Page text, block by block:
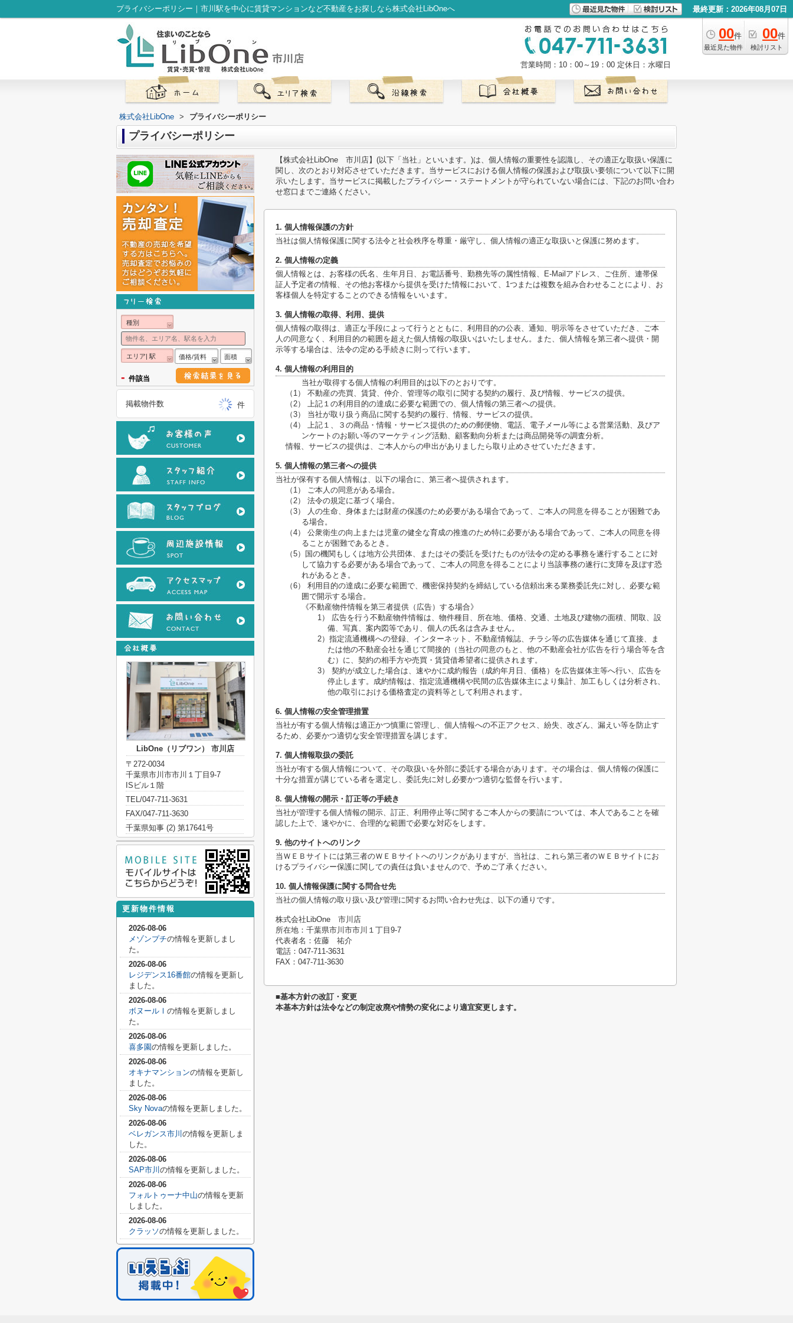
プライバシーポリシー｜市川駅を中心に賃貸マンションなど不動産をお探しなら株式会社LibOneへ 最終更新：2026年08月07日
00件
最近見た物件
00件
検討リスト
営業時間：10：00～19：00 定休日：水曜日
株式会社LibOne > プライバシーポリシー
プライバシーポリシー
【株式会社LibOne 市川店】(以下「当社」といいます。)は、個人情報の重要性を認識し、その適正な取扱い保護に
関し、次のとおり対応させていただきます。当サービスにおける個人情報の保護および取扱い要領について以下に開
示いたします。当サービスに掲載したプライバシー・ステートメントが守られていない場合には、下記のお問い合わ
せ窓口までご連絡ください。
1. 個人情報保護の方針
当社は個人情報保護に関する法令と社会秩序を尊重・厳守し、個人情報の適正な取扱いと保護に努めます。
2. 個人情報の定義
個人情報とは、お客様の氏名、生年月日、お電話番号、勤務先等の属性情報、E-Mailアドレス、ご住所、連帯保
証人予定者の情報、その他お客様から提供を受けた情報において、1つまたは複数を組み合わせることにより、お
客様個人を特定することのできる情報をいいます。
3. 個人情報の取得、利用、提供
個人情報の取得は、適正な手段によって行うとともに、利用目的の公表、通知、明示等をさせていただき、ご本
人の同意なく、利用目的の範囲を超えた個人情報の取扱いはいたしません。また、個人情報を第三者へ提供・開
示等する場合は、法令の定める手続きに則って行います。
4. 個人情報の利用目的
当社が取得する個人情報の利用目的は以下のとおりです。
（1） 不動産の売買、賃貸、仲介、管理等の取引に関する契約の履行、及び情報、サービスの提供。
（2） 上記１の利用目的の達成に必要な範囲での、個人情報の第三者への提供。
（3） 当社が取り扱う商品に関する契約の履行、情報、サービスの提供。
（4） 上記１、３の商品・情報・サービス提供のための郵便物、電話、電子メール等による営業活動、及びア
ンケートのお願い等のマーケティング活動、顧客動向分析または商品開発等の調査分析。
情報、サービスの提供は、ご本人からの申出がありましたら取り止めさせていただきます。
5. 個人情報の第三者への提供
当社が保有する個人情報は、以下の場合に、第三者へ提供されます。
（1） ご本人の同意がある場合。
（2） 法令の規定に基づく場合。
（3） 人の生命、身体または財産の保護のため必要がある場合であって、ご本人の同意を得ることが困難であ
る場合。
（4） 公衆衛生の向上または児童の健全な育成の推進のため特に必要がある場合であって、ご本人の同意を得
ることが困難であるとき。
（5）国の機関もしくは地方公共団体、またはその委託を受けたものが法令の定める事務を遂行することに対
して協力する必要がある場合であって、ご本人の同意を得ることにより当該事務の遂行に支障を及ぼす恐
れがあるとき。
（6） 利用目的の達成に必要な範囲で、機密保持契約を締結している信頼出来る業務委託先に対し、必要な範
囲で開示する場合。
《不動産物件情報を第三者提供（広告）する場合》
1） 広告を行う不動産物件情報は、物件種目、所在地、価格、交通、土地及び建物の面積、間取、設
備、写真、案内図等であり、個人の氏名は含みません。
2）指定流通機構への登録、インターネット、不動産情報誌、チラシ等の広告媒体を通じて直接、ま
たは他の不動産会社を通じて間接的（当社の同意のもと、他の不動産会社が広告を行う場合等を含
む）に、契約の相手方や売買・賃貸借希望者に提供されます。
3） 契約が成立した場合は、速やかに成約報告（成約年月日、価格）を広告媒体主等へ行い、広告を
停止します。成約情報は、指定流通機構や民間の広告媒体主により集計、加工もしくは分析され、
他の取引における価格査定の資料等として利用されます。
6. 個人情報の安全管理措置
当社が有する個人情報は適正かつ慎重に管理し、個人情報への不正アクセス、紛失、改ざん、漏えい等を防止す
るため、必要かつ適切な安全管理措置を講じます。
7. 個人情報取扱の委託
当社が有する個人情報について、その取扱いを外部に委託する場合があります。その場合は、個人情報の保護に
十分な措置が講じている者を選定し、委託先に対し必要かつ適切な監督を行います。
8. 個人情報の開示・訂正等の手続き
当社が管理する個人情報の開示、訂正、利用停止等に関するご本人からの要請については、本人であることを確
認した上で、速やかに、合理的な範囲で必要な対応をします。
9. 他のサイトへのリンク
当ＷＥＢサイトには第三者のＷＥＢサイトへのリンクがありますが、当社は、これら第三者のＷＥＢサイトにお
けるプライバシー保護に関しての責任は負いませんので、予めご了承ください。
10. 個人情報保護に関する問合せ先
当社の個人情報の取り扱い及び管理に関するお問い合わせ先は、以下の通りです。
株式会社LibOne 市川店
所在地：千葉県市川市市川１丁目9-7
代表者名：佐藤 祐介
電話：047-711-3631
FAX：047-711-3630
■基本方針の改訂・変更
本基本方針は法令などの制定改廃や情勢の変化により適宜変更します。
種別
エリア| 駅 価格/賃料 面積
- 件該当
掲載物件数 件
LibOne（リブワン） 市川店
〒272-0034
千葉県市川市市川１丁目9-7
ISビル１階
TEL/047-711-3631
FAX/047-711-3630
千葉県知事 (2) 第17641号
更新物件情報
2026-08-06
メゾンプチの情報を更新しまし
た。
2026-08-06
レジデンス16番館の情報を更新し
ました。
2026-08-06
ボヌールⅠ の情報を更新しまし
た。
2026-08-06
喜多園の情報を更新しました。
2026-08-06
オキナマンションの情報を更新し
ました。
2026-08-06
Sky Novaの情報を更新しました。
2026-08-06
ベレガンス市川 の情報を更新しま
した。
2026-08-06
SAP市川 の情報を更新しました。
2026-08-06
フォルトゥーナ中山の情報を更新
しました。
2026-08-06
クラッソの情報を更新しました。